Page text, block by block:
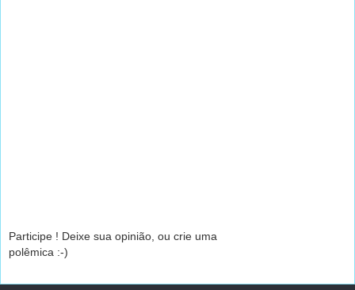
Participe ! Deixe sua opinião, ou crie uma
polêmica :-)